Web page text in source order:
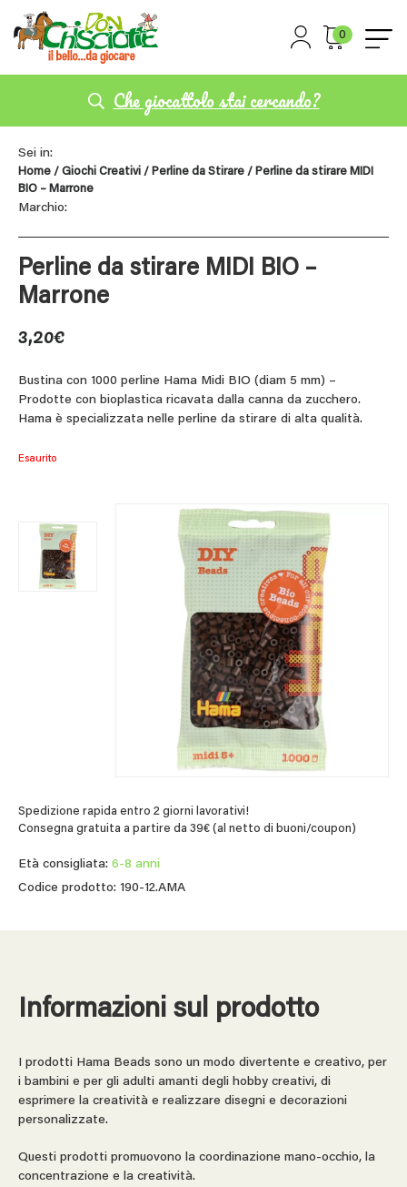
0
Che giocattolo stai cercando?
Sei in:
Home / Giochi Creativi / Perline da Stirare / Perline da stirare MIDI
BIO – Marrone
Marchio:
Perline da stirare MIDI BIO –
Marrone
3,20€
Bustina con 1000 perline Hama Midi BIO (diam 5 mm) –
Prodotte con bioplastica ricavata dalla canna da zucchero.
Hama è specializzata nelle perline da stirare di alta qualità.
Esaurito
Spedizione rapida entro 2 giorni lavorativi!
Consegna gratuita a partire da 39€ (al netto di buoni/coupon)
Età consigliata: 6-8 anni
Codice prodotto: 190-12.AMA
Informazioni sul prodotto
I prodotti Hama Beads sono un modo divertente e creativo, per
i bambini e per gli adulti amanti degli hobby creativi, di
esprimere la creatività e realizzare disegni e decorazioni
personalizzate.
Questi prodotti promuovono la coordinazione mano-occhio, la
concentrazione e la creatività.